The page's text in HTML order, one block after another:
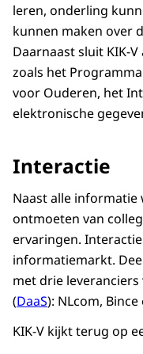
leren, onderling
kunnen maken over
Daarnaast sluit KIK-
zoals het
voor Ouderen, het
elektronische
Interactie
Naast alle
ontmoeten van
ervaringen.
informatiemarkt.
met drie
(DaaS): NLcom,
KIK-V kijkt terug op